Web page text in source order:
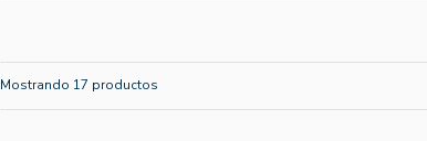
Mostrando 17 productos